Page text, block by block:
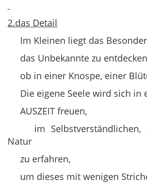
2.das Detail
Im Kleinen liegt das
das Unbekannte zu
ob in einer Knospe, einer
Die eigene Seele wird sich in
AUSZEIT freuen,
im Selbstverständlichen,
Natur
zu erfahren,
um dieses mit wenigen